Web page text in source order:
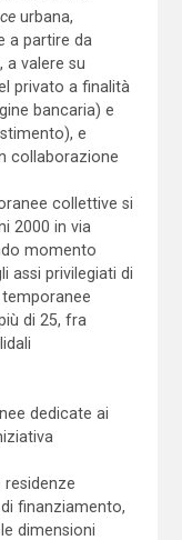
urbana,
a partire da
a valere su
privato a finalità
bancaria) e
e
collaborazione
collettive si
2000 in via
momento
assi privilegiati di
di 25, fra
dedicate ai
residenze
finanziamento,
dimensioni